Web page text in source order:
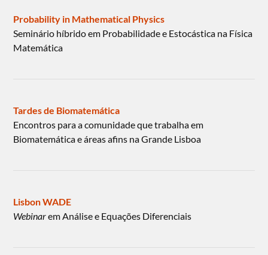
Probability in Mathematical Physics
Seminário híbrido em Probabilidade e Estocástica na Física
Matemática
Tardes de Biomatemática
Encontros para a comunidade que trabalha em
Biomatemática e áreas afins na Grande Lisboa
Lisbon WADE
Webinarem Análise e Equações Diferenciais